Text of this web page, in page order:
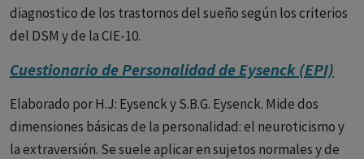
diagnostico de los trastornos del sueño según los criterios
del DSM y de la CIE-10.
Cuestionario de Personalidad de Eysenck (EPI)
Elaborado por H.J: Eysenck y S.B.G. Eysenck. Mide dos
dimensiones básicas de la personalidad: el neuroticismo y
la extraversión. Se suele aplicar en sujetos normales y de